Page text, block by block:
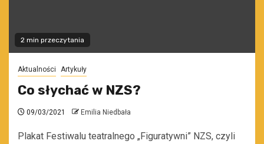
2 min przeczytania
Aktualności Artykuły
Co słychać w NZS?
09/03/2021 Emilia Niedbała
Plakat Festiwalu teatralnego „Figuratywni” NZS, czyli